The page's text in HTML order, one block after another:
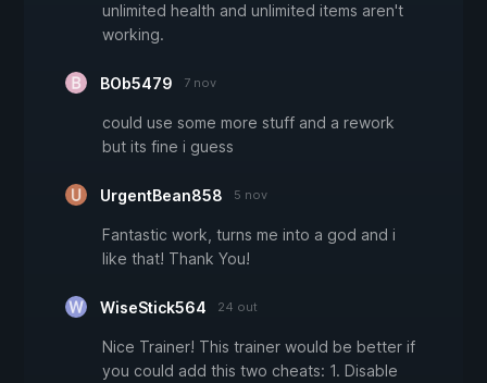
unlimited health and unlimited items aren't
working.
BOb5479 7 nov
could use some more stuff and a rework
but its fine i guess
UrgentBean858 5 nov
Fantastic work, turns me into a god and i
like that! Thank You!
WiseStick564 24 out
Nice Trainer! This trainer would be better if
you could add this two cheats: 1. Disable